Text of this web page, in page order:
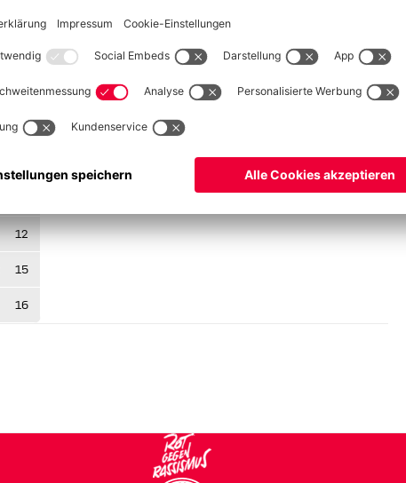
Nr.
1
2
3
12
15
16